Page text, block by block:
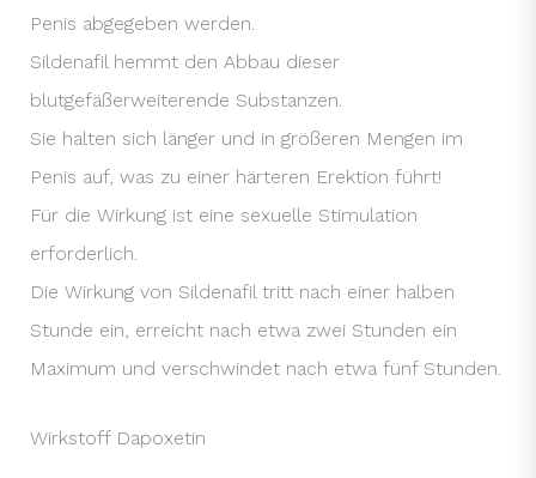
Penis abgegeben werden.
Sildenafil hemmt den Abbau dieser
blutgefäßerweiterende Substanzen.
Sie halten sich länger und in größeren Mengen im
Penis auf, was zu einer härteren Erektion führt!
Für die Wirkung ist eine sexuelle Stimulation
erforderlich.
Die Wirkung von Sildenafil tritt nach einer halben
Stunde ein, erreicht nach etwa zwei Stunden ein
Maximum und verschwindet nach etwa fünf Stunden.
Wirkstoff Dapoxetin